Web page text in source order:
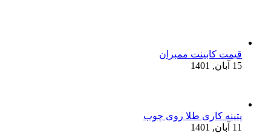
قیمت کابینت ممبران
15 آبان, 1401
پتینه کاری طلا روی چوب
11 آبان, 1401